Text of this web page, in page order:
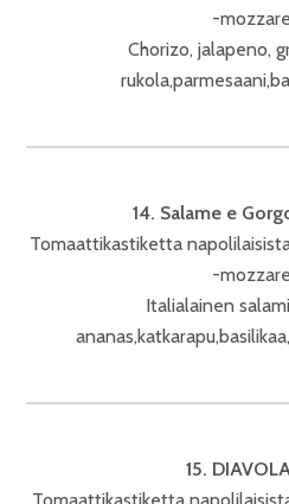
-
Chorizo, jalapeno,
14. Salame e
Tomaattikastiketta
-
Italialainen
15.